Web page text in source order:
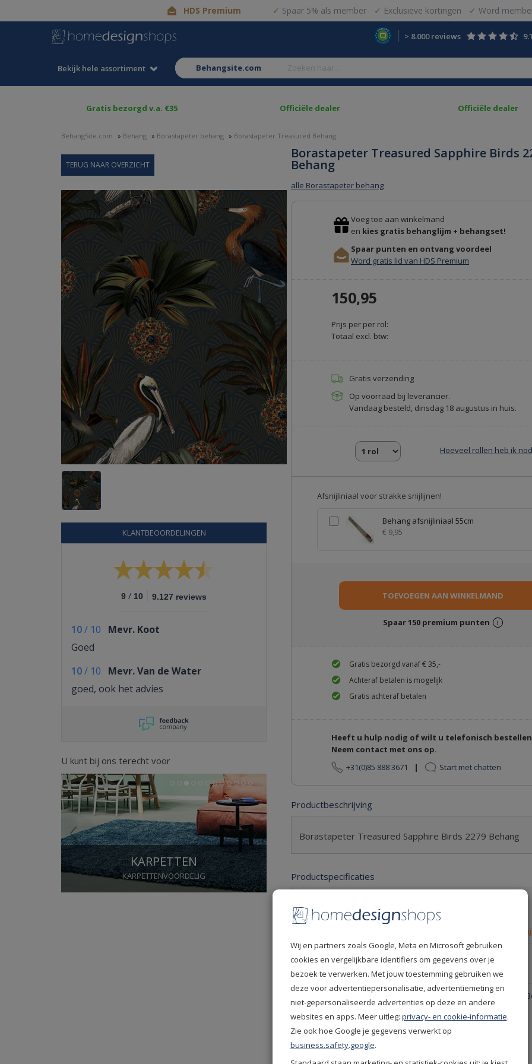
HDS Premium Spaar 5% als member Exclusieve kortingen Word
> 8.000 reviews
Bekijk hele assortiment behangsite.com
Gratis bezorgd v.a. €35 Officiële dealer Officiële dealer
BehangSite.com » Behang » Borastapeter behang » Borastapeter Treasured Behang
Borastapeter Treasured Sapphire Birds
Behang
alle Borastapeter behang
KLANTBEOORDELINGEN
9 / 10 9.127 reviews
10/ 10
Mevr. Koot
Goed
10/ 10
Mevr. Van de Water
goed, ook het advies
U kunt bij ons terecht voor
KARPETTEN
KARPETTENVOORDELIG
Previous Next
1 3 7 8 9 101112
Voeg toe aan winkelmand
en kies gratis behanglijm + behangset!
Spaar punten en ontvang voordeel
Word gratis lid van HDS Premium
150,95
Prijs per per rol:
Totaal excl. btw:
Gratis verzending
Op voorraad bij leverancier.
Vandaag besteld, dinsdag 18 augustus in huis.
Hoeveel rollen heb ik
Afsnijliniaal voor strakke snijlijnen!
Behang afsnijliniaal 55cm
€ 9,95
Spaar150premium punten i
Gratis bezorgd vanaf € 35,-
Achteraf betalen is mogelijk
Gratis achteraf betalen
Heeft u hulp nodig of wilt u telefonisch
Neem contact met ons op.
+31(0)85 888 3671
| Start met chatten
Productbeschrijving
Borastapeter Treasured Sapphire Birds 2279 Behang
Productspecificaties
Leverdatum
Retourneren niet
Productcode
155-2279
EAN
7320094039889
Borastapeter behang -
Treasured Behang
Kleur
Donkergrijs
Grijs
Merken
Wij en partners zoals Google, Meta en Microsoft gebruiken
cookies en vergelijkbare identifiers om gegevens over je
bezoek te verwerken. Met jouw toestemming gebruiken we
deze voor advertentiepersonalisatie, advertentiemeting en
niet-gepersonaliseerde advertenties op deze en andere
websites en apps. Meer uitleg: privacy- en cookie-informatie.
Zie ook hoe Google je gegevens verwerkt op
business.safety.google.